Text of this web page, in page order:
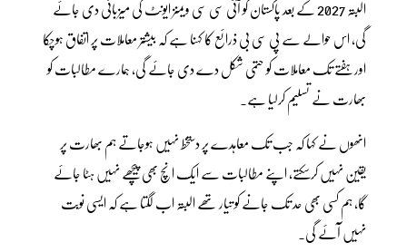
البتہ 2027 کے بعد پاکستان کو آئی سی سی ویمنز ایونٹ کی میزبانی دی جائے
گی، اس حوالے سے پی سی بی ذرائع کا کہنا ہے کہ بیشتر معاملات پر اتفاق ہوچکا
اور ہفتے تک معاملات کو حتمی شکل دے دی جائے گی، ہمارے مطالبات کو
بھارت نے تسلیم کرلیا ہے۔
انھوں نے کہا کہ جب تک معاہدے پر دستخط نہیں ہوجاتے ہم بھارت پر
یقین نہیں کرسکتے، اپنے مطالبات سے ایک انچ بھی پیچھے نہیں ہٹا جائے
گا، ہم کسی بھی حد تک جانے کو تیار تھے البتہ اب لگتا ہے کہ ایسی نوبت
نہیں آئے گی۔